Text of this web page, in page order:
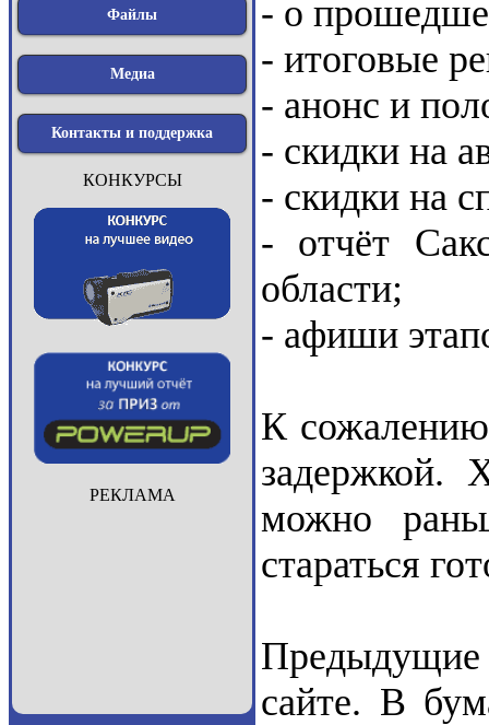
Файлы
Медиа
Контакты и поддержка
КОНКУРСЫ
РЕКЛАМА
- о
- итоговые
- анонс и
- скидки на
- скидки на
- отчёт
области;
- афиши
К
задержкой.
можно
стараться
сайте. В